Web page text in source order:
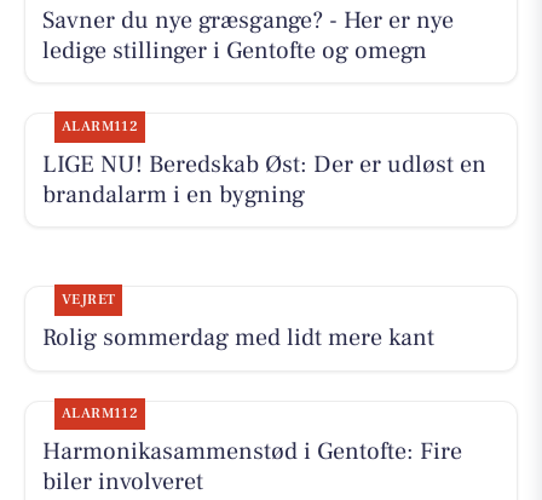
Savner du nye græsgange? - Her er nye
ledige stillinger i Gentofte og omegn
ALARM112
LIGE NU! Beredskab Øst: Der er udløst en
brandalarm i en bygning
VEJRET
Rolig sommerdag med lidt mere kant
ALARM112
Harmonikasammenstød i Gentofte: Fire
biler involveret